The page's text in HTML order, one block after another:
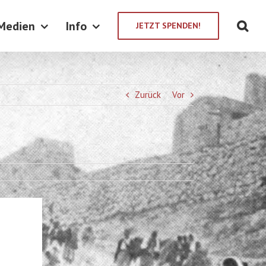
Info JETZT SPENDEN!
Zurück Vor